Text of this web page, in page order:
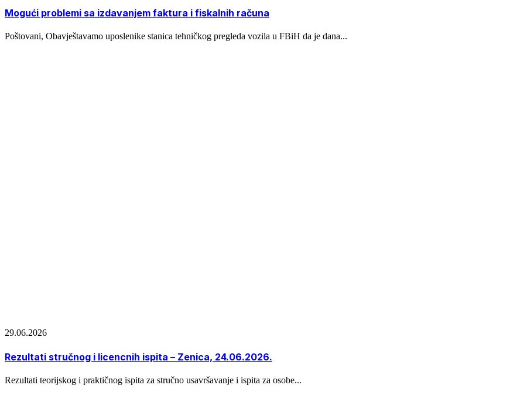
Mogući problemi sa izdavanjem faktura i fiskalnih računa
Poštovani, Obavještavamo uposlenike stanica tehničkog pregleda vozila u FBiH da je dana...
29.06.2026
Rezultati stručnog i licencnih ispita – Zenica, 24.06.2026.
Rezultati teorijskog i praktičnog ispita za stručno usavršavanje i ispita za osobe...